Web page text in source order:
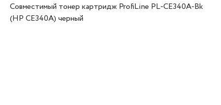
Совместимый тонер картридж ProfiLine PL-CE340A-Bk
(HP CE340A) черный